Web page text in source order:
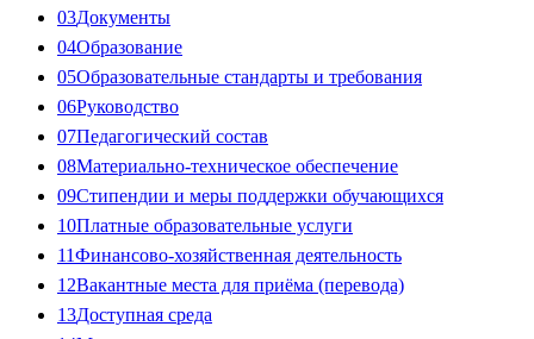
03Документы
04Образование
05Образовательные стандарты и требования
06Руководство
07Педагогический состав
08Материально-техническое обеспечение
09Стипендии и меры поддержки обучающихся
10Платные образовательные услуги
11Финансово-хозяйственная деятельность
12Вакантные места для приёма (перевода)
13Доступная среда